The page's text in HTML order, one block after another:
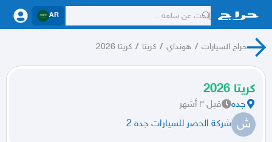
AR
حراج السيارات / هونداي / كريتا / كريتا 2026
كريتا 2026
جده قبل ٣ أشهر
ش شركة الخضر للسيارات جدة 2